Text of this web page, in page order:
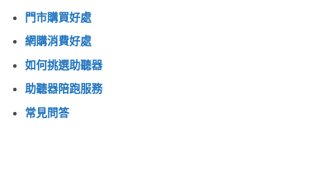
門市購買好處
網購消費好處
如何挑選助聽器
助聽器陪跑服務
常見問答